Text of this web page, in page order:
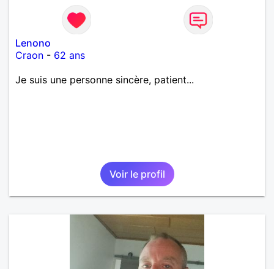
Lenono
Craon - 62 ans
Je suis une personne sincère, patient...
Voir le profil